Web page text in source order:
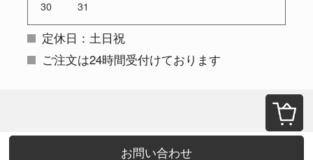
お問い合わせ
30 31
定休日：土日祝
ご注文は24時間受付けております